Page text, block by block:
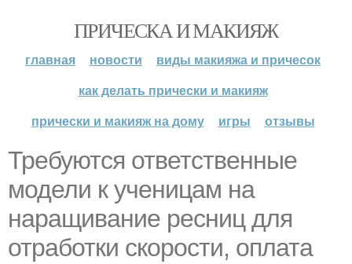
ПРИЧЕСКА И МАКИЯЖ
главная новости
виды макияжа и причесок
как делать прически и макияж
прически и макияж на дому
игры отзывы
Требуются ответственные
модели к ученицам на
наращивание ресниц для
отработки скорости, оплата